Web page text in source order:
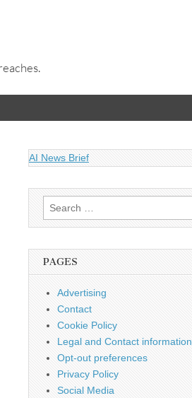
AI News Brief
Search
for:
PAGES
Advertising
Contact
Cookie Policy
Legal and Contact information
Opt-out preferences
Privacy Policy
Social Media